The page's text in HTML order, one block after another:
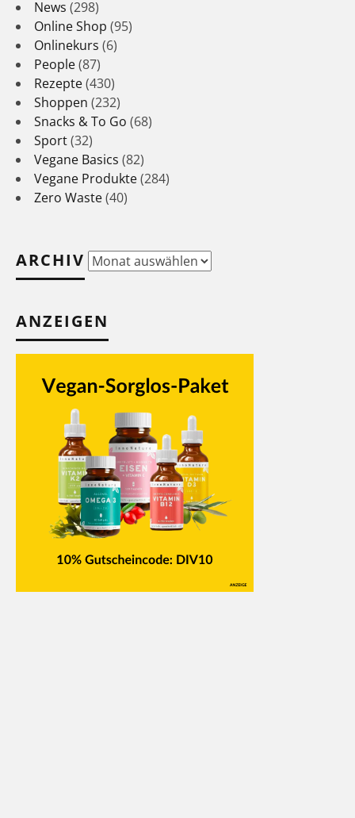
News (298)
Online Shop (95)
Onlinekurs (6)
People(87)
Rezepte(430)
Shoppen (232)
Snacks & To Go (68)
Sport(32)
Vegane Basics (82)
Vegane Produkte(284)
Zero Waste(40)
ARCHIV Archiv
ANZEIGEN